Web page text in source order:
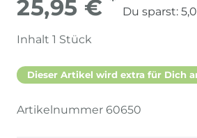
25,95 € Du sparst:
Inhalt 1 Stück
Dieser Artikel wird extra für Dich
Artikelnummer 60650